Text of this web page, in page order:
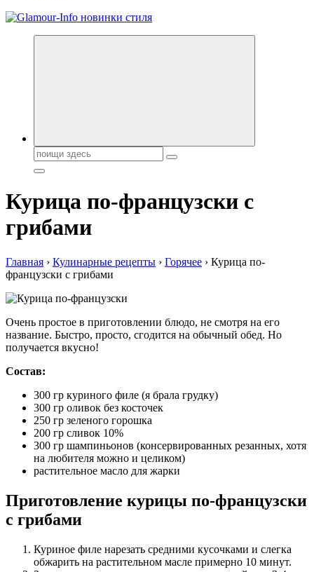
Секреты молодости, красоты и долголетия. Гламурный журнал
Поиск:
Курица по-французски с
грибами
Главная › Кулинарные рецепты › Горячее › Курица по-
французски с грибами
Очень простое в приготовлении блюдо, не смотря на его
название. Быстро, просто, сгодится на обычный обед. Но
получается вкусно!
Состав:
300 гр куриного филе (я брала грудку)
300 гр оливок без косточек
250 гр зеленого горошка
200 гр сливок 10%
300 гр шампиньонов (консервированных резанных, хотя
на любителя можно и целиком)
растительное масло для жарки
Приготовление курицы по-французски
с грибами
Куриное филе нарезать средними кусочками и слегка
обжарить на растительном масле примерно 10 минут.